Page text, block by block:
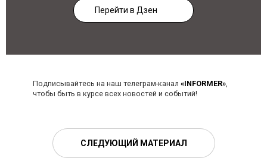
Перейти в Дзен
Подписывайтесь на наш телеграм-канал «INFORMER»,
чтобы быть в курсе всех новостей и событий!
СЛЕДУЮЩИЙ МАТЕРИАЛ